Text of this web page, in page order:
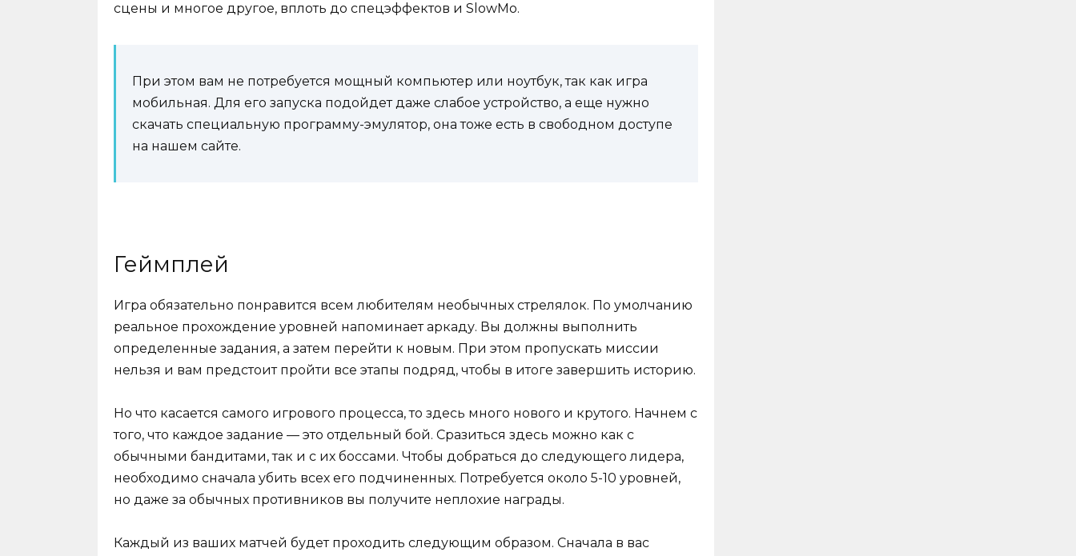
сцены и многое другое, вплоть до спецэффектов и SlowMo.
При этом вам не потребуется мощный компьютер или ноутбук, так как игра
мобильная. Для его запуска подойдет даже слабое устройство, а еще нужно
скачать специальную программу-эмулятор, она тоже есть в свободном доступе
на нашем сайте.
Геймплей
Игра обязательно понравится всем любителям необычных стрелялок. По умолчанию
реальное прохождение уровней напоминает аркаду. Вы должны выполнить
определенные задания, а затем перейти к новым. При этом пропускать миссии
нельзя и вам предстоит пройти все этапы подряд, чтобы в итоге завершить историю.
Но что касается самого игрового процесса, то здесь много нового и крутого. Начнем с
того, что каждое задание — это отдельный бой. Сразиться здесь можно как с
обычными бандитами, так и с их боссами. Чтобы добраться до следующего лидера,
необходимо сначала убить всех его подчиненных. Потребуется около 5-10 уровней,
но даже за обычных противников вы получите неплохие награды.
Каждый из ваших матчей будет проходить следующим образом. Сначала в вас